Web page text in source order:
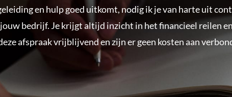
en hulp goed uitkomt, nodig ik je van harte uit
bedrijf. Je krijgt altijd inzicht in het financieel reilen
afspraak vrijblijvend en zijn er geen kosten aan